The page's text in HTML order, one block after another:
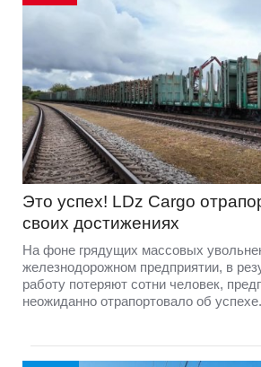
Это успех! LDz Cargo
своих достижениях
На фоне грядущих массовых
железнодорожном предприятии, в
работу потеряют сотни человек,
неожиданно отрапортовало об успехе.